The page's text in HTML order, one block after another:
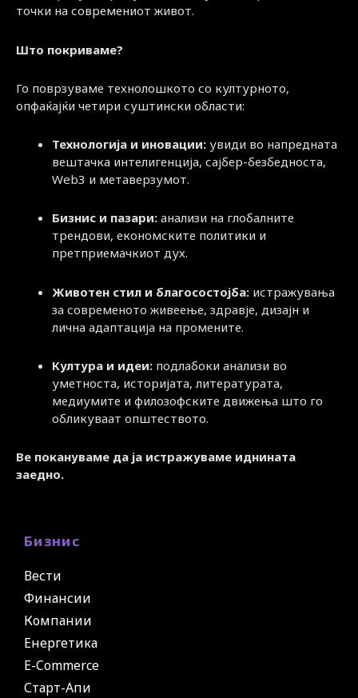
точки на современиот живот.
Што покриваме?
Го поврзуваме технолошкото со културното,
опфаќајќи четири суштински области:
Технологија и иновации: увиди во напредната
вештачка интелигенција, сајбер-безбедноста,
Web3 и метаверзумот.
Бизнис и пазари: анализи на глобалните
трендови, економските политики и
претприемачкиот дух.
Животен стил и благосостојба: истражувања
за современото живеење, здравје, дизајн и
лична адаптација на промените.
Култура и идеи: подлабоки анализи во
уметноста, историјата, литературата,
медиумите и филозофските движења што го
обликуваат општеството.
Ве покануваме да ја истражуваме иднината
заедно.
Бизнис
Вести
Финансии
Компании
Енергетика
E-Commerce
Старт-Апи